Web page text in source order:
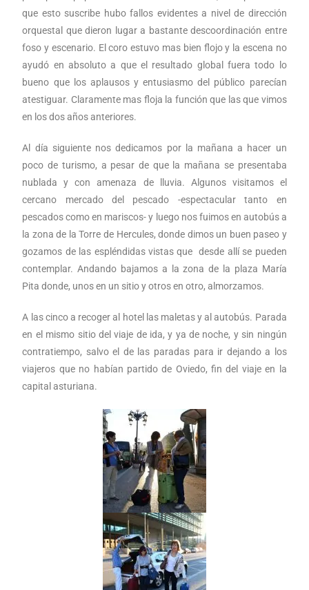
que esto suscribe hubo fallos evidentes a nivel de dirección
orquestal que dieron lugar a bastante descoordinación entre
foso y escenario. El coro estuvo mas bien flojo y la escena no
ayudó en absoluto a que el resultado global fuera todo lo
bueno que los aplausos y entusiasmo del público parecían
atestiguar. Claramente mas floja la función que las que vimos
en los dos años anteriores.
Al día siguiente nos dedicamos por la mañana a hacer un
poco de turismo, a pesar de que la mañana se presentaba
nublada y con amenaza de lluvia. Algunos visitamos el
cercano mercado del pescado -espectacular tanto en
pescados como en mariscos- y luego nos fuimos en autobús a
la zona de la Torre de Hercules, donde dimos un buen paseo y
gozamos de las espléndidas vistas que desde allí se pueden
contemplar. Andando bajamos a la zona de la plaza María
Pita donde, unos en un sitio y otros en otro, almorzamos.
A las cinco a recoger al hotel las maletas y al autobús. Parada
en el mismo sitio del viaje de ida, y ya de noche, y sin ningún
contratiempo, salvo el de las paradas para ir dejando a los
viajeros que no habían partido de Oviedo, fin del viaje en la
capital asturiana.